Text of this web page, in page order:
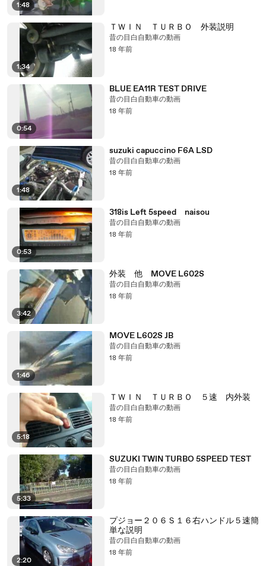
1:48
1:34
ＴＷＩＮ ＴＵＲＢＯ 外装説明
昔の目白自動車の動画
18 年前
0:54
BLUE EA11R TEST DRIVE
昔の目白自動車の動画
18 年前
1:48
suzuki capuccino F6A LSD
昔の目白自動車の動画
18 年前
0:53
318is Left 5speed naisou
昔の目白自動車の動画
18 年前
3:42
外装 他 MOVE L602S
昔の目白自動車の動画
18 年前
1:46
MOVE L602S JB
昔の目白自動車の動画
18 年前
5:18
ＴＷＩＮ ＴＵＲＢＯ ５速 内外装
昔の目白自動車の動画
18 年前
5:33
SUZUKI TWIN TURBO 5SPEED TEST
昔の目白自動車の動画
18 年前
2:20
プジョー２０６Ｓ１６右ハンドル５速簡
単な説明
昔の目白自動車の動画
18 年前